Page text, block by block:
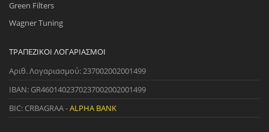
Green Filters
Wagner Tuning
ΤΡΑΠΕΖΙΚΟΊ ΛΟΓΑΡΙΑΣΜΟΊ
Αριθ. Λογαριασμού: 237002002001499
IBAN: GR4601402370237002002001499
BIC: CRBAGRAA -ALPHA BANK